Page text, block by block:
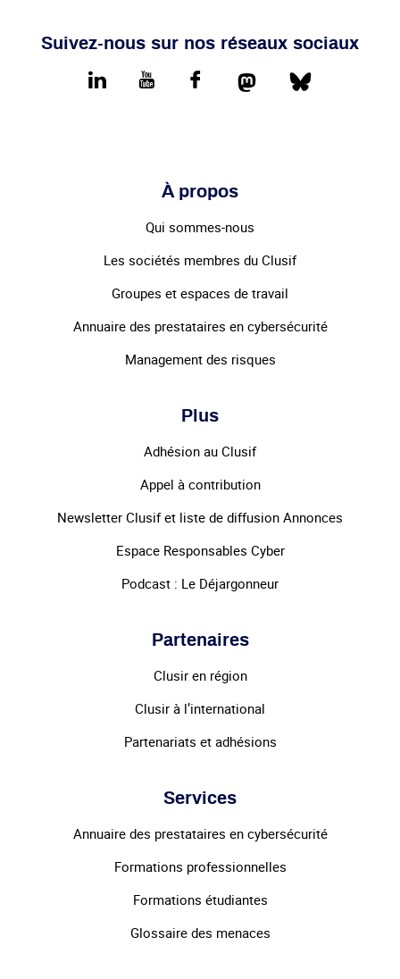
Suivez-nous sur nos réseaux sociaux
LinkedIn youtube FacebookMastodonBluesky
À propos
Qui sommes-nous
Les sociétés membres du Clusif
Groupes et espaces de travail
Annuaire des prestataires en cybersécurité
Management des risques
Plus
Adhésion au Clusif
Appel à contribution
Newsletter Clusif et liste de diffusion Annonces
Espace Responsables Cyber
Podcast : Le Déjargonneur
Partenaires
Clusir en région
Clusir à l’international
Partenariats et adhésions
Services
Annuaire des prestataires en cybersécurité
Formations professionnelles
Formations étudiantes
Glossaire des menaces